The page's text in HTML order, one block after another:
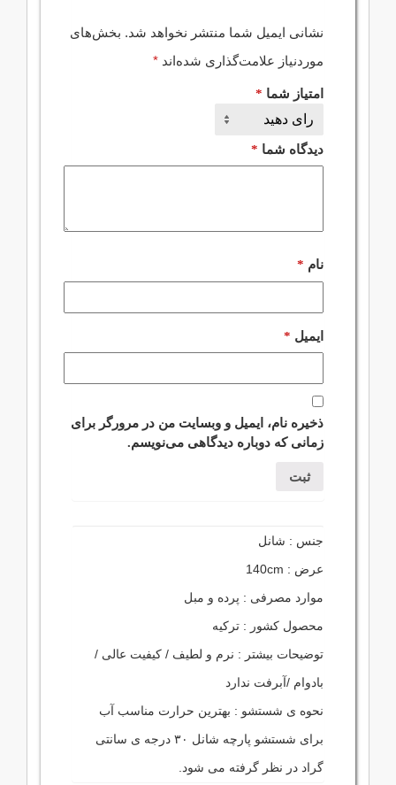
نشانی ایمیل شما منتشر نخواهد شد. بخش‌های
موردنیاز علامت‌گذاری شده‌اند *
امتیاز شما *
دیدگاه شما *
نام *
ایمیل *
ذخیره نام، ایمیل و وبسایت من در مرورگر برای
زمانی که دوباره دیدگاهی می‌نویسم.
جنس : شانل
عرض : 140cm
موارد مصرفی : پرده و مبل
محصول کشور : ترکیه
توضیحات بیشتر : نرم و لطیف / کیفیت عالی /
بادوام /آبرفت ندارد
نحوه ی شستشو : بهترین حرارت مناسب آب
برای شستشو پارچه شانل ۳۰ درجه ی سانتی
گراد در نظر گرفته می شود.